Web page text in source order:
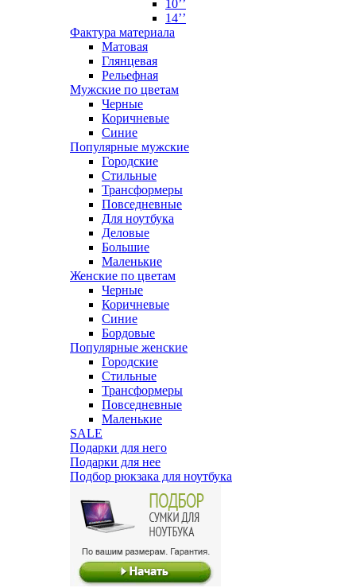
10’’
14’’
Фактура материала
Матовая
Глянцевая
Рельефная
Мужские по цветам
Черные
Коричневые
Синие
Популярные мужские
Городские
Стильные
Трансформеры
Повседневные
Для ноутбука
Деловые
Большие
Маленькие
Женские по цветам
Черные
Коричневые
Синие
Бордовые
Популярные женские
Городские
Стильные
Трансформеры
Повседневные
Маленькие
SALE
Подарки для него
Подарки для нее
Подбор рюкзака для ноутбука